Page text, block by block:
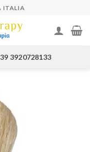
ITALIA
3920728133